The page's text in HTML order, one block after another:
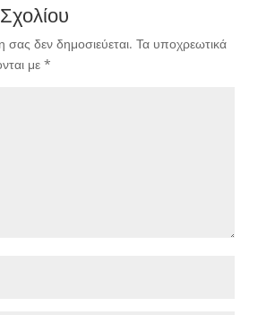
σας δεν δημοσιεύεται. Τα υποχρεωτικά
με *